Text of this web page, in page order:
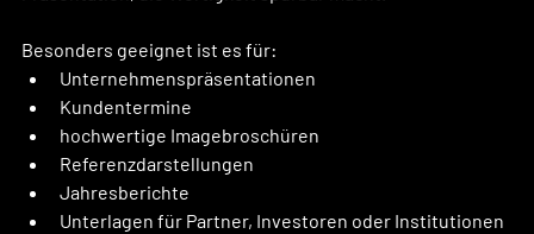
Besonders geeignet ist es für:
Unternehmenspräsentationen
Kundentermine
hochwertige Imagebroschüren
Referenzdarstellungen
Jahresberichte
Unterlagen für Partner, Investoren oder Institutionen